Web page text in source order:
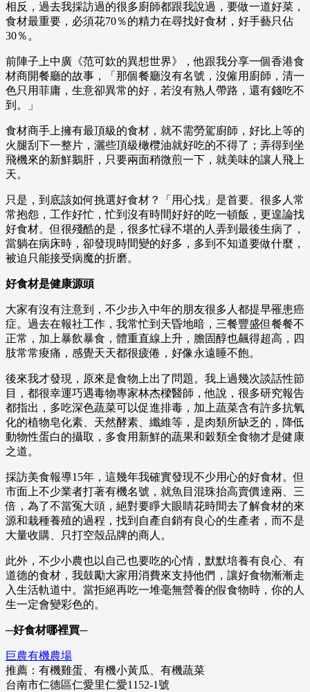
相反，過去我採訪過的很多廚師都跟我說過，要做一道好菜，
食材最重要，必須花70％的精力在尋找好食材，好手藝只佔
30％。
前陣子上中廣《范可欽的異想世界》，他跟我分享一個香港食
材商開餐廳的故事，「那個餐廳沒有名號，沒僱用廚師，清一
色只用菲庸，生意卻異常的好，若沒有熟人帶路，還有錢吃不
到。」
食材商手上擁有最頂級的食材，就不需勞駕廚師，好比上等的
火腿刮下一整片，灑些頂級橄欖油就好吃的不得了；弄得到坐
飛機來的新鮮鵝肝，只要兩面稍微煎一下，就美味的讓人飛上
天。
只是，到底該如何挑選好食材？「用心找」是首要。很多人常
常抱怨，工作好忙，忙到沒有時間好好的吃一頓飯，更遑論找
好食材。但很殘酷的是，很多忙碌不堪的人弄到最後生病了，
當躺在病床時，卻發現時間變的好多，多到不知道要做什麼，
被迫只能接受病魔的折磨。
好食材是健康源頭
大家有沒有注意到，不少步入中年的朋友很多人都提早罹患癌
症。過去在報社工作，我常忙到天昏地暗，三餐豐盛但餐餐不
正常，加上暴飲暴食，體重直線上升，膽固醇也飆得超高，四
肢常常痠痛，感覺天天都很疲倦，好像永遠睡不飽。
後來我才發現，原來是食物上出了問題。我上過幾次談話性節
目，都很幸運巧遇毒物專家林杰樑醫師，他說，很多研究報告
都指出，多吃深色蔬菜可以促進排毒，加上蔬菜含有許多抗氧
化的植物皂化素、天然酵素、纖維等，是肉類所缺乏的，降低
動物性蛋白的攝取，多食用新鮮的蔬果和穀類全食物才是健康
之道。
採訪美食報導15年，這幾年我確實發現不少用心的好食材。但
市面上不少業者打著有機名號，就魚目混珠抬高賣價達兩、三
倍，為了不當冤大頭，絕對要睜大眼睛花時間去了解食材的來
源和栽種養殖的過程，找到自產自銷有良心的生產者，而不是
大量收購、只打空殼品牌的商人。
此外，不少小農也以自己也要吃的心情，默默培養有良心、有
道德的食材，我鼓勵大家用消費來支持他們，讓好食物漸漸走
入生活軌道中。當拒絕再吃一堆毫無營養的假食物時，你的人
生一定會變彩色的。
─好食材哪裡買─
巨農有機農場
推薦：有機雞蛋、有機小黃瓜、有機蔬菜
台南市仁德區仁愛里仁愛1152-1號